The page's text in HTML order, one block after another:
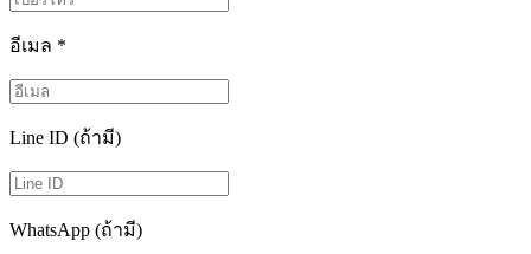
อีเมล *
Line ID (ถ้ามี)
WhatsApp (ถ้ามี)